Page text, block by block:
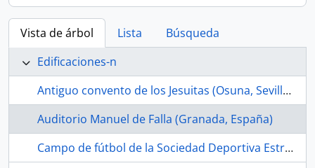
Vista de árbol Lista
Búsqueda
Edificaciones-n
Antiguo convento de los Jesuitas (Osuna, Sevilla, España, s. XVII-)
Auditorio Manuel de Falla (Granada, España)
Campo de fútbol de la Sociedad Deportiva Estrella Bachillera (La Bachillera, Sevilla, España, ca.1968-1989)